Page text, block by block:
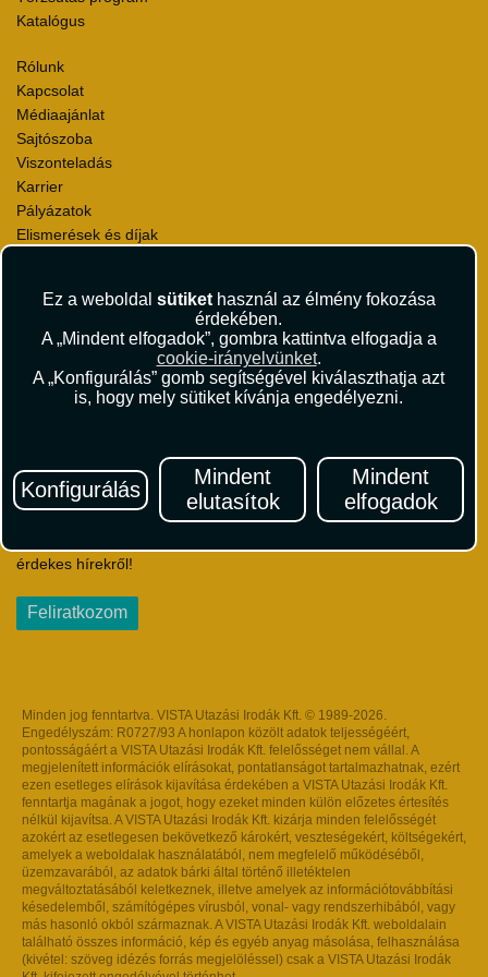
Ez a weboldal sütikethasznál az élmény fokozása
érdekében.
A „Mindent elfogadok”, gombra kattintva elfogadja a
cookie-irányelvünket.
A „Konfigurálás” gomb segítségével kiválaszthatja azt
is, hogy mely sütiket kívánja engedélyezni.
Konfigurálás
Mindent
elutasítok
Mindent
elfogadok
Katalógus
Rólunk
Kapcsolat
Médiaajánlat
Sajtószoba
Viszonteladás
Karrier
Pályázatok
Elismerések és díjak
Utazási Csomag Szerződési Feltételek
Útlemondás-biztosítás Szerződési Feltételek
Utasbiztosítás Szerződési Feltételek
Repülőjegy Szerződési Feltételek
Adatvédelem
Hírlevél
Iratkozzon fel Magyarország egyik legszínesebb utazási
érdekes hírekről!
Feliratkozom
Minden jog fenntartva. VISTA Utazási Irodák Kft. © 1989-2026.
Engedélyszám: R0727/93 A honlapon közölt adatok teljességéért,
pontosságáért a VISTA Utazási Irodák Kft. felelősséget nem vállal. A
megjelenített információk elírásokat, pontatlanságot tartalmazhatnak, ezért
ezen esetleges elírások kijavítása érdekében a VISTA Utazási Irodák Kft.
fenntartja magának a jogot, hogy ezeket minden külön előzetes értesítés
nélkül kijavítsa. A VISTA Utazási Irodák Kft. kizárja minden felelősségét
azokért az esetlegesen bekövetkező károkért, veszteségekért, költségekért,
amelyek a weboldalak használatából, nem megfelelő működéséből,
üzemzavarából, az adatok bárki által történő illetéktelen
megváltoztatásából keletkeznek, illetve amelyek az információtovábbítási
késedelemből, számítógépes vírusból, vonal- vagy rendszerhibából, vagy
más hasonló okból származnak. A VISTA Utazási Irodák Kft. weboldalain
található összes információ, kép és egyéb anyag másolása, felhasználása
(kivétel: szöveg idézés forrás megjelöléssel) csak a VISTA Utazási Irodák